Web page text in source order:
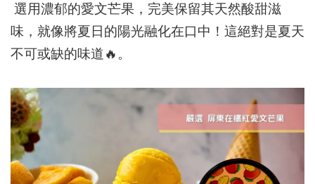
選用濃郁的愛文芒果，完美保留其天然酸甜滋
味，就像將夏日的陽光融化在口中！這絕對是夏天
不可或缺的味道🔥 。